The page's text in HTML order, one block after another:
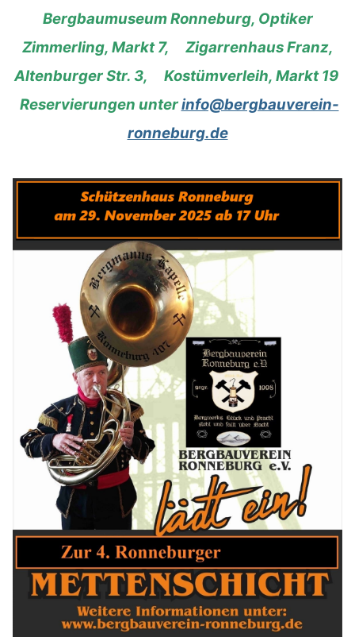
Bergbaumuseum Ronneburg, Optiker
Zimmerling, Markt 7, Zigarrenhaus Franz,
Altenburger Str. 3, Kostümverleih, Markt 19
Reservierungen unterinfo@bergbauverein-
ronneburg.de